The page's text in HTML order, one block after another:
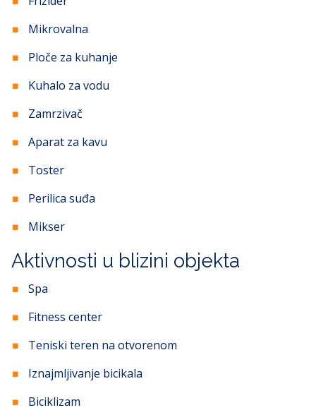
Mikrovalna
Ploče za kuhanje
Kuhalo za vodu
Zamrzivač
Aparat za kavu
Toster
Perilica suđa
Mikser
Aktivnosti u blizini objekta
Spa
Fitness center
Teniski teren na otvorenom
Iznajmljivanje bicikala
Biciklizam